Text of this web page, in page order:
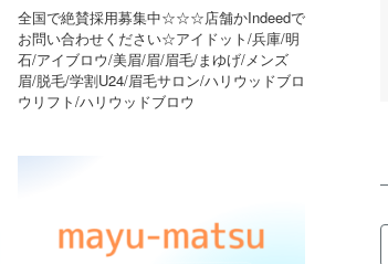
全国で絶賛採用募集中☆☆☆店舗かIndeedで
お問い合わせください☆アイドット/兵庫/明
石/アイブロウ/美眉/眉/眉毛/まゆげ/メンズ
眉/脱毛/学割U24/眉毛サロン/ハリウッドブロ
ウリフト/ハリウッドブロウ